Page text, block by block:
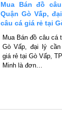
Mua Bán đồ
Quận Gò Vấp,
câu cá giá rẻ tại
Mua Bán đồ câu cá
Gò Vấp, đại lý
giá rẻ tại Gò Vấp,
Minh là đơn…